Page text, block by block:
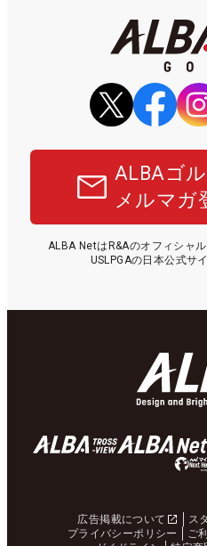
ALBAゴ
メルマガ
ALBA NetはR&Aのオフィシャ
USLPGAの日本公式サ
広告掲載について ス
プライバシーポリシー
ご